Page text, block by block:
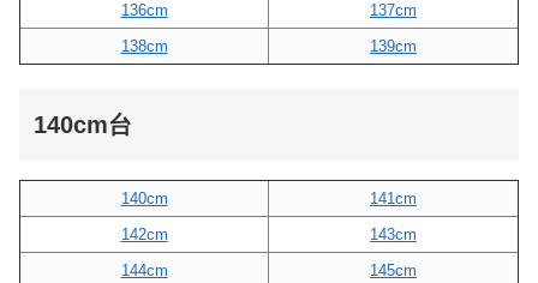
136cm
137cm
138cm
139cm
140cm台
140cm
141cm
142cm
143cm
144cm
145cm